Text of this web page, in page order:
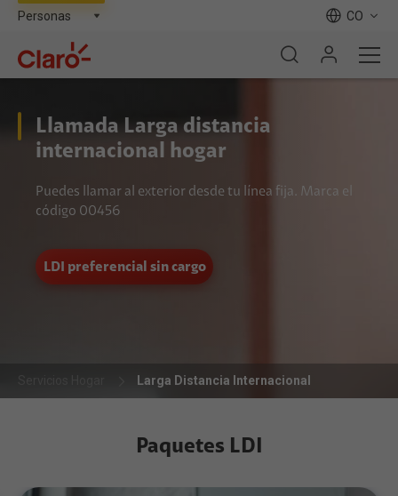
CO
Llamada Larga distancia
internacional hogar
Puedes llamar al exterior desde tu línea fija. Marca el
código 00456
LDI preferencial sin cargo
Larga Distancia Internacional
Paquetes LDI